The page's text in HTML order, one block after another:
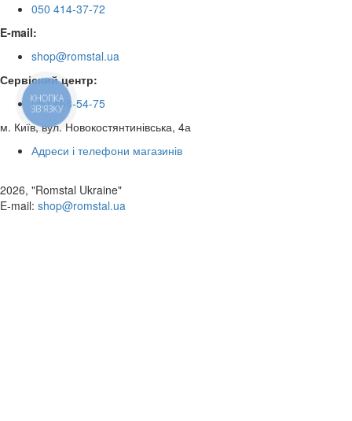
050 414-37-72
E-mail:
shop@romstal.ua
Сервісний центр:
050 468-54-75
м. Київ, вул. Новокостянтинівська, 4а
Адреси і телефони магазинів
2026, "Romstal Ukraine"
​E-mail: shop@romstal.ua
КНОПКА
ЗВ'ЯЗКУ